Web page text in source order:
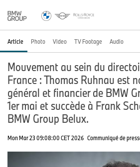
Article Photo Video TV Footage Audio
Mouvement au sein du
France : Thomas Ruhnau est
général et financier de BMW
1er mai et succède à Frank
BMW Group Belux.
Mon Mar 23 09:08:00 CET 2026 Communiqué de